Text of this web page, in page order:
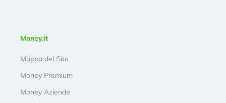
Money.it
Mappa del Sito
Money Premium
Money Aziende